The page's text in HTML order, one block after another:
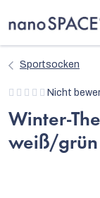
Inhalt
Sportsocken
Die
ist
Nicht
Winter-
weiß/grün